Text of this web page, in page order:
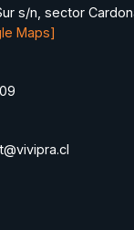
s/n, sector
Maps]